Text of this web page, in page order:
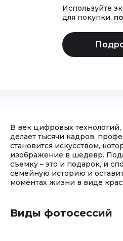
Используйте
для покупки,
В век цифровых
делает тысячи кадров,
становится искусством,
изображение в шедевр.
съемку – это и подарок, и
семейную историю и
моментах жизни в виде
Виды фотосессий